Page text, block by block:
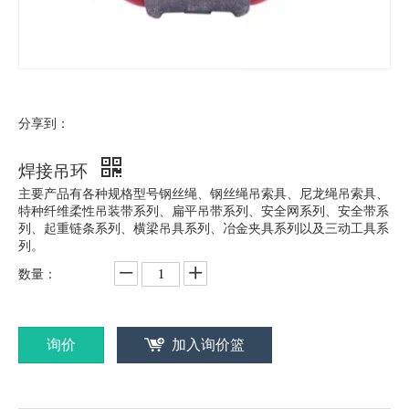
分享到：
焊接吊环
主要产品有各种规格型号钢丝绳、钢丝绳吊索具、尼龙绳吊索具、
特种纤维柔性吊装带系列、扁平吊带系列、安全网系列、安全带系
列、起重链条系列、横梁吊具系列、冶金夹具系列以及三动工具系
列。
数量：
询价 加入询价篮